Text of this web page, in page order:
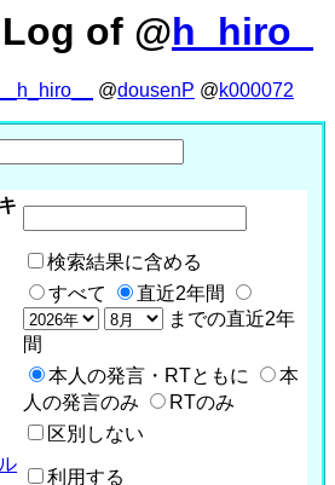
of @h_hiro_
__h_hiro__ @dousenP @k000072
検索結果に含める
すべて
直近2年間
までの直近2年
間
本人の発言・RTともに
本
人の発言のみ
RTのみ
区別しない
利用する